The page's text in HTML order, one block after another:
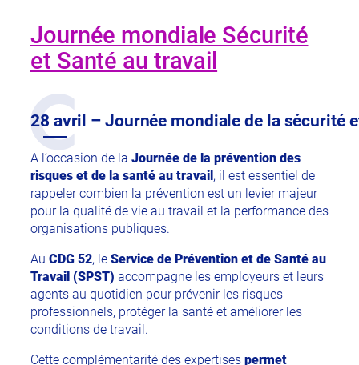
Journée mondiale Sécurité
et Santé au travail
28 avril – Journée mondiale de la sécurité
A l’occasion de la Journée de la prévention des
risques et de la santé au travail, il est essentiel de
rappeler combien la prévention est un levier majeur
pour la qualité de vie au travail et la performance des
organisations publiques.
Au CDG 52, le Service de Prévention et de Santé au
Travail (SPST) accompagne les employeurs et leurs
agents au quotidien pour prévenir les risques
professionnels, protéger la santé et améliorer les
conditions de travail.
Cette complémentarité des expertises permet